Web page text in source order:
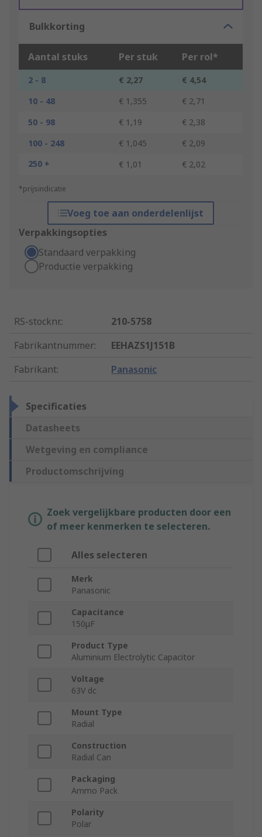
Bulkkorting
Aantal stuks Per stuk Per rol*
2 - 8 € 2,27
€ 4,54
10 - 48
€ 1,355
€ 2,71
50 - 98
€ 1,19
€ 2,38
100 - 248
€ 1,045
€ 2,09
250 +
€ 1,01 € 2,02
*prijsindicatie
Voeg toe aan onderdelenlijst
Verpakkingsopties
Standaard verpakking
Productie verpakking
RS-stocknr.:
210-5758
Fabrikantnummer:
EEHAZS1J151B
Fabrikant: Panasonic
Specificaties
Datasheets
Wetgeving en compliance
Productomschrijving
Zoek vergelijkbare producten door een
of meer kenmerken te selecteren.
Alles selecteren
Merk
Panasonic
Capacitance
150μF
Product Type
Aluminium Electrolytic Capacitor
Voltage
63V dc
Mount Type
Radial
Construction
Radial Can
Packaging
Ammo Pack
Polarity
Polar